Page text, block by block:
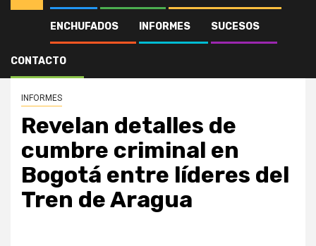
ENCHUFADOS INFORMES SUCESOS
CONTACTO
INFORMES
Revelan detalles de cumbre criminal en Bogotá entre líderes del Tren de
Aragua
INFORMES
Revelan detalles de
cumbre criminal en
Bogotá entre líderes del
Tren de Aragua